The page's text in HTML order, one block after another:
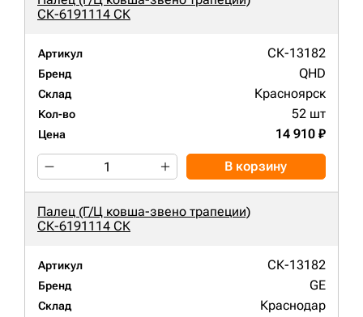
СК-6191114 СК
Артикул СК-13182
Бренд QHD
Склад Красноярск
Кол-во 52 шт
Цена 14 910 ₽
В корзину
Палец (Г/Ц ковша-звено трапеции)
СК-6191114 СК
Артикул СК-13182
Бренд GE
Склад Краснодар